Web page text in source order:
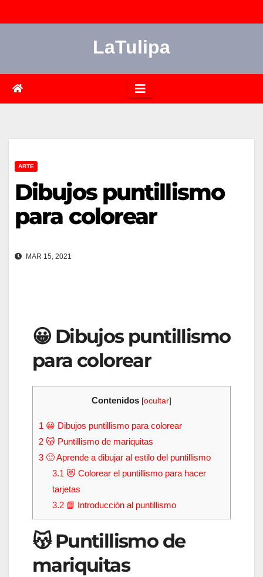
al
LaTulipa
ARTE
Dibujos puntillismo
para colorear
MAR 15, 2021
😀 Dibujos puntillismo
para colorear
Contenidos [ocultar]
1 😀 Dibujos puntillismo para colorear
2 😽 Puntillismo de mariquitas
3 🙂 Aprende a dibujar al estilo del puntillismo
3.1 😻 Colorear el puntillismo para hacer
tarjetas
3.2📘 Introducción al puntillismo
😽 Puntillismo de
mariquitas